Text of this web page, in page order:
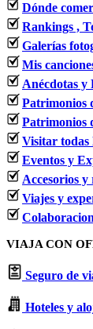
Dónde
Rankings ,
Galerías
Mis
Anécdotas y
Patrimonios
Patrimonios
Visitar todas
Eventos y
Accesorios y
Viajes y
VIAJA CON
Seguro de
Hoteles y